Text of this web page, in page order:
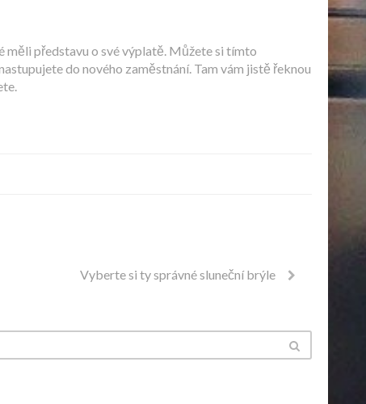
měli představu o své výplatě. Můžete si tímto
do nového zaměstnání. Tam vám jistě řeknou
Vyberte si ty správné sluneční brýle